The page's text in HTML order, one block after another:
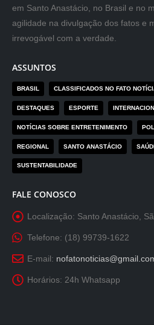
em Santo Anastácio, no Brasil e no
agilidade na divulgação dos fatos e
irrevogável com a verdade.
ASSUNTOS
BRASIL CLASSIFICADOS NO FATO
DESTAQUES ESPORTE
NOTÍCIAS SOBRE ENTRETENIMENTO
REGIONAL SANTO ANASTÁCIO
SUSTENTABILIDADE
FALE CONOSCO
Localização: Santo Anastácio,
Telefone: (18) 99739-1622
E-mail:
Horários: 24h Whatsapp